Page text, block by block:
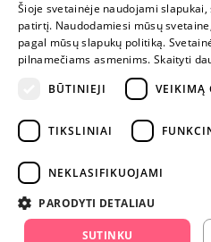
+370 600 84088
info@fantazijos.lt
Šioje svetainėje naudojami
patirtį. Naudodamiesi mūsų
pagal mūsų slapukų politiką.
pilnamečiams asmenims. Skaityti
BŪTINIEJI
VEIKIMĄ
TIKSLINIAI
NEKLASIFIKUOJAMI
PARODYTI DETALIAU
SUTINKU